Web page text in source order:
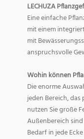
LECHUZA
Eine einfache
mit einem
mit
anspruchsvolle
Wohin können
Die enorme
jeden Bereich,
nutzen Sie große
Außenbereich
Bedarf in jede